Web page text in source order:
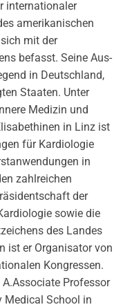
internationaler
amerikanischen
mit der
befasst. Seine Aus-
in Deutschland,
Staaten. Unter
Medizin und
in Linz ist
für Kardiologie
in
zahlreichen
der
sowie die
des Landes
ist er Organisator von
Kongressen.
Professor
Medical School in